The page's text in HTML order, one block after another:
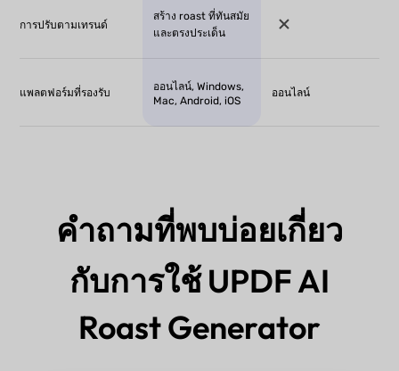
การปรับตามเทรนด์
สร้าง roast ที่ทันสมัย
และตรงประเด็น
แพลตฟอร์มที่รองรับ
ออนไลน์, Windows,
Mac, Android, iOS
ออนไลน์
คำถามที่พบบ่อยเกี่ยว
กับการใช้ UPDF AI
Roast Generator